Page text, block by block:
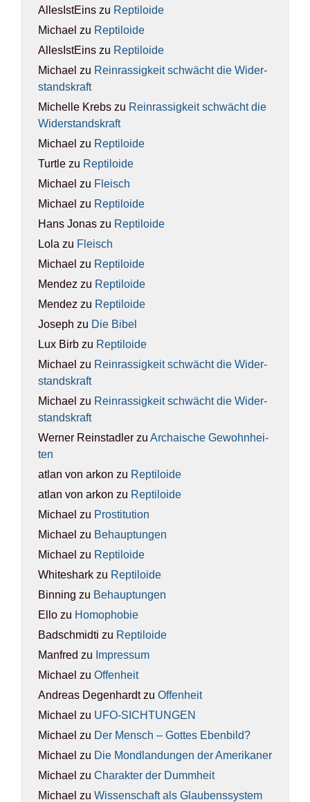
AllesIstEins zu Rep­ti­lo­ide
Michael zu Rep­ti­lo­ide
AllesIstEins zu Rep­ti­lo­ide
Michael zu Rein­ras­sig­keit schwächt die Wider­
stands­kraft
Michelle Krebs zu Rein­ras­sig­keit schwächt die
Wider­stands­kraft
Michael zu Rep­ti­lo­ide
Turtle zu Rep­ti­lo­ide
Michael zu Fleisch
Michael zu Rep­ti­lo­ide
Hans Jonas zu Rep­ti­lo­ide
Lola zu Fleisch
Michael zu Rep­ti­lo­ide
Mendez zu Rep­ti­lo­ide
Mendez zu Rep­ti­lo­ide
Joseph zu Die Bibel
Lux Birb zu Rep­ti­lo­ide
Michael zu Rein­ras­sig­keit schwächt die Wider­
stands­kraft
Michael zu Rein­ras­sig­keit schwächt die Wider­
stands­kraft
Werner Reinstadler zu Archai­sche Gewohn­hei­
ten
atlan von arkon zu Rep­ti­lo­ide
atlan von arkon zu Rep­ti­lo­ide
Michael zu Pro­sti­tu­ti­on
Michael zu Behaup­tun­gen
Michael zu Rep­ti­lo­ide
Whiteshark zu Rep­ti­lo­ide
Binning zu Behaup­tun­gen
Ello zu Homo­pho­bie
Badschmidti zu Rep­ti­lo­ide
Manfred zu Impres­sum
Michael zu Offen­heit
Andreas Degenhardtzu Offen­heit
Michael zu UFO-SICH­TUN­GEN
Michael zu Der Mensch – Got­tes Eben­bild?
Michael zu Die Mond­lan­dun­gen der Ame­ri­ka­ner
Michael zu Cha­rak­ter der Dumm­heit
Michael zu Wis­sen­schaft als Glau­bens­sys­tem